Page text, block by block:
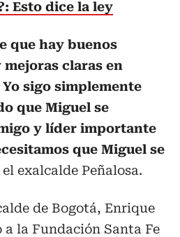
Esto dice la ley
que hay buenos
claras en
sigo simplemente
que Miguel se
y líder importante
que Miguel se
exalcalde Peñalosa.
de Bogotá, Enrique
a la Fundación Santa Fe